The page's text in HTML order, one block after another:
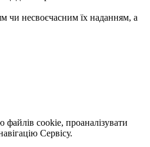
чи несвоєчасним їх наданням, а
файлів cookie, проаналізувати
Сервісу.